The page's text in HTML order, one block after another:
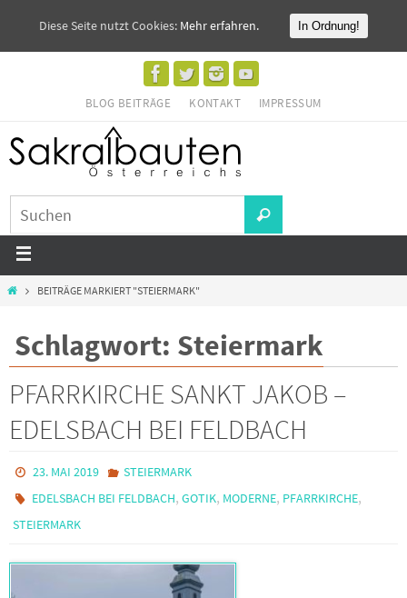
BLOG BEITRÄGE KONTAKT IMPRESSUM
BEITRÄGE MARKIERT "STEIERMARK"
Schlagwort: Steiermark
PFARRKIRCHE SANKT JAKOB –
EDELSBACH BEI FELDBACH
23. MAI 2019
STEIERMARK
EDELSBACH BEI FELDBACH,GOTIK, MODERNE, PFARRKIRCHE,
STEIERMARK
Diese Seite nutzt Cookies: Mehr erfahren. In Ordnung!